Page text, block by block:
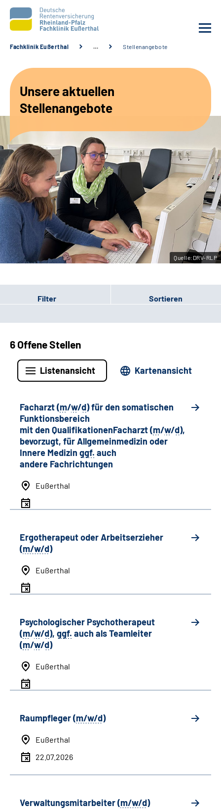
Unsere Angebote
Karriere
Beratungsstellen &
Zuweisende
Suche
Leichte Sprache
Gebärdensprache
Fachklinik Eußerthal … Stellenangebote
Unsere aktuellen
Stellenangebote
Quelle:DRV-RLP
Filter Sortieren
6 Offene Stellen
Listenansicht Kartenansicht
Facharzt (m/w/d) für den somatischen
Funktionsbereich
mit den QualifikationenFacharzt (m/w/d),
bevorzugt, für Allgemeinmedizin oder
Innere Medizin ggf. auch
andere Fachrichtungen
Eußerthal
Ergotherapeut oder Arbeitserzieher
(m/w/d)
Eußerthal
Psychologischer Psychotherapeut
(m/w/d), ggf. auch alsTeamleiter
(m/w/d)
Eußerthal
Raumpfleger (m/w/d)
Eußerthal
22.07.2026
Verwaltungsmitarbeiter (m/w/d)